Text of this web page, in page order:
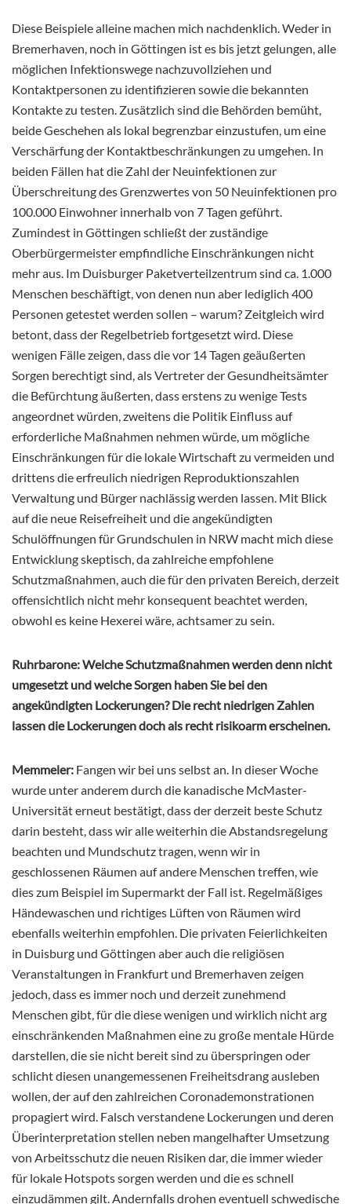
Diese Beispiele alleine machen mich nachdenklich. Weder in
Bremerhaven, noch in Göttingen ist es bis jetzt gelungen, alle
möglichen Infektionswege nachzuvollziehen und
Kontaktpersonen zu identifizieren sowie die bekannten
Kontakte zu testen. Zusätzlich sind die Behörden bemüht,
beide Geschehen als lokal begrenzbar einzustufen, um eine
Verschärfung der Kontaktbeschränkungen zu umgehen. In
beiden Fällen hat die Zahl der Neuinfektionen zur
Überschreitung des Grenzwertes von 50 Neuinfektionen pro
100.000 Einwohner innerhalb von 7 Tagen geführt.
Zumindest in Göttingen schließt der zuständige
Oberbürgermeister empfindliche Einschränkungen nicht
mehr aus. Im Duisburger Paketverteilzentrum sind ca. 1.000
Menschen beschäftigt, von denen nun aber lediglich 400
Personen getestet werden sollen – warum? Zeitgleich wird
betont, dass der Regelbetrieb fortgesetzt wird. Diese
wenigen Fälle zeigen, dass die vor 14 Tagen geäußerten
Sorgen berechtigt sind, als Vertreter der Gesundheitsämter
die Befürchtung äußerten, dass erstens zu wenige Tests
angeordnet würden, zweitens die Politik Einfluss auf
erforderliche Maßnahmen nehmen würde, um mögliche
Einschränkungen für die lokale Wirtschaft zu vermeiden und
drittens die erfreulich niedrigen Reproduktionszahlen
Verwaltung und Bürger nachlässig werden lassen. Mit Blick
auf die neue Reisefreiheit und die angekündigten
Schulöffnungen für Grundschulen in NRW macht mich diese
Entwicklung skeptisch, da zahlreiche empfohlene
Schutzmaßnahmen, auch die für den privaten Bereich, derzeit
offensichtlich nicht mehr konsequent beachtet werden,
obwohl es keine Hexerei wäre, achtsamer zu sein.
Ruhrbarone: Welche Schutzmaßnahmen werden denn nicht
umgesetzt und welche Sorgen haben Sie bei den
angekündigten Lockerungen? Die recht niedrigen Zahlen
lassen die Lockerungen doch als recht risikoarm erscheinen.
Memmeler: Fangen wir bei uns selbst an. In dieser Woche
wurde unter anderem durch die kanadische McMaster-
Universität erneut bestätigt, dass der derzeit beste Schutz
darin besteht, dass wir alle weiterhin die Abstandsregelung
beachten und Mundschutz tragen, wenn wir in
geschlossenen Räumen auf andere Menschen treffen, wie
dies zum Beispiel im Supermarkt der Fall ist. Regelmäßiges
Händewaschen und richtiges Lüften von Räumen wird
ebenfalls weiterhin empfohlen. Die privaten Feierlichkeiten
in Duisburg und Göttingen aber auch die religiösen
Veranstaltungen in Frankfurt und Bremerhaven zeigen
jedoch, dass es immer noch und derzeit zunehmend
Menschen gibt, für die diese wenigen und wirklich nicht arg
einschränkenden Maßnahmen eine zu große mentale Hürde
darstellen, die sie nicht bereit sind zu überspringen oder
schlicht diesen unangemessenen Freiheitsdrang ausleben
wollen, der auf den zahlreichen Coronademonstrationen
propagiert wird. Falsch verstandene Lockerungen und deren
Überinterpretation stellen neben mangelhafter Umsetzung
von Arbeitsschutz die neuen Risiken dar, die immer wieder
für lokale Hotspots sorgen werden und die es schnell
einzudämmen gilt. Andernfalls drohen eventuell schwedische